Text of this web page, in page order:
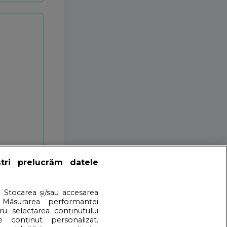
prelucrăm datele
și/sau accesarea
performanței
selectarea conținutului
conținut personalizat.